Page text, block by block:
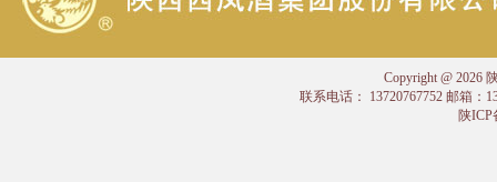
Copyright @ 2026
联系电话： 13720767752 邮箱：
陕ICP